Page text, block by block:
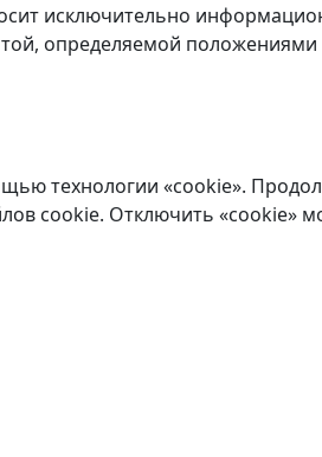
исключительно
определяемой положениями
технологии «cookie».
cookie. Отключить «cookie»